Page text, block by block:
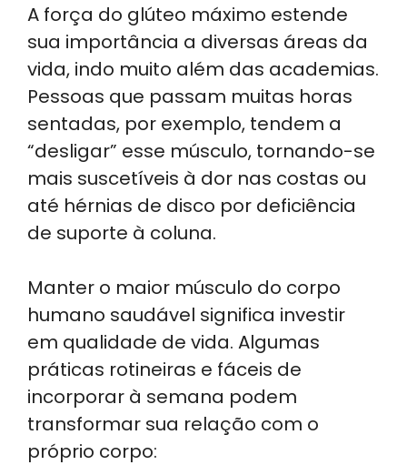
A força do glúteo máximo estende
sua importância a diversas áreas da
vida, indo muito além das academias.
Pessoas que passam muitas horas
sentadas, por exemplo, tendem a
“desligar” esse músculo, tornando-se
mais suscetíveis à dor nas costas ou
até hérnias de disco por deficiência
de suporte à coluna.
Manter o maior músculo do corpo
humano saudável significa investir
em qualidade de vida. Algumas
práticas rotineiras e fáceis de
incorporar à semana podem
transformar sua relação com o
próprio corpo: